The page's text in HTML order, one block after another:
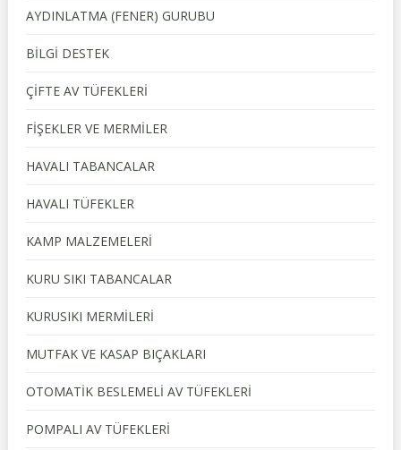
AYDINLATMA (FENER) GURUBU
BİLGİ DESTEK
ÇİFTE AV TÜFEKLERİ
FİŞEKLER VE MERMİLER
HAVALI TABANCALAR
HAVALI TÜFEKLER
KAMP MALZEMELERİ
KURU SIKI TABANCALAR
KURUSIKI MERMİLERİ
MUTFAK VE KASAP BIÇAKLARI
OTOMATİK BESLEMELİ AV TÜFEKLERİ
POMPALI AV TÜFEKLERİ